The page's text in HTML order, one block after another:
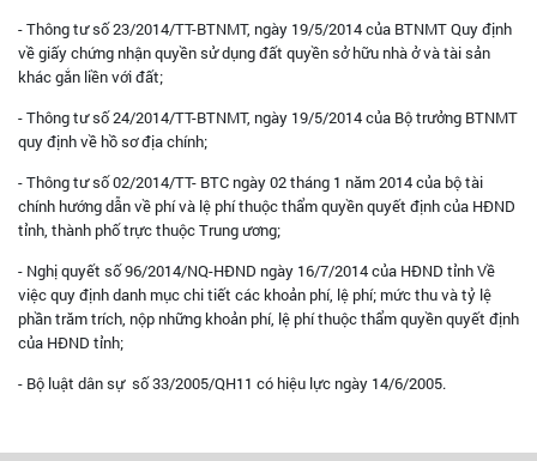
- Thông tư số 23/2014/TT-BTNMT, ngày 19/5/2014 của BTNMT Quy định
về giấy chứng nhận quyền sử dụng đất quyền sở hữu nhà ở và tài sản
khác gắn liền với đất;
- Thông tư số 24/2014/TT-BTNMT, ngày 19/5/2014 của Bộ trưởng BTNMT
quy định về hồ sơ địa chính;
- Thông tư số 02/2014/TT- BTC ngày 02 tháng 1 năm 2014 của bộ tài
chính hướng dẫn về phí và lệ phí thuộc thẩm quyền quyết định của HĐND
tỉnh, thành phố trực thuộc Trung ương;
- Nghị quyết số 96/2014/NQ-HĐND ngày 16/7/2014 của HĐND tỉnh Về
việc quy định danh mục chi tiết các khoản phí, lệ phí; mức thu và tỷ lệ
phần trăm trích, nộp những khoản phí, lệ phí thuộc thẩm quyền quyết định
của HĐND tỉnh;
- Bộ luật dân sự số 33/2005/QH11 có hiệu lực ngày 14/6/2005.